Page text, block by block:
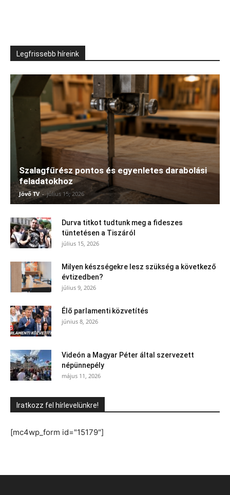
Legfrissebb híreink
Szalagfűrész pontos és egyenletes darabolási
feladatokhoz
Jövő TV - július 15, 2026
Durva titkot tudtunk meg a fideszes
tüntetésen a Tiszáról
július 15, 2026
Milyen készségekre lesz szükség a következő
évtizedben?
július 9, 2026
Élő parlamenti közvetítés
június 8, 2026
Videón a Magyar Péter által szervezett
népünnepély
május 11, 2026
Iratkozz fel hírlevelünkre!
[mc4wp_form id="15179"]